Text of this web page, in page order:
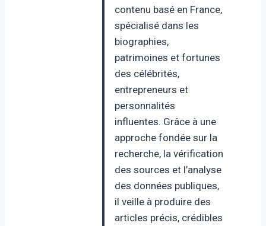
contenu basé en France,
spécialisé dans les
biographies,
patrimoines et fortunes
des célébrités,
entrepreneurs et
personnalités
influentes. Grâce à une
approche fondée sur la
recherche, la vérification
des sources et l’analyse
des données publiques,
il veille à produire des
articles précis, crédibles